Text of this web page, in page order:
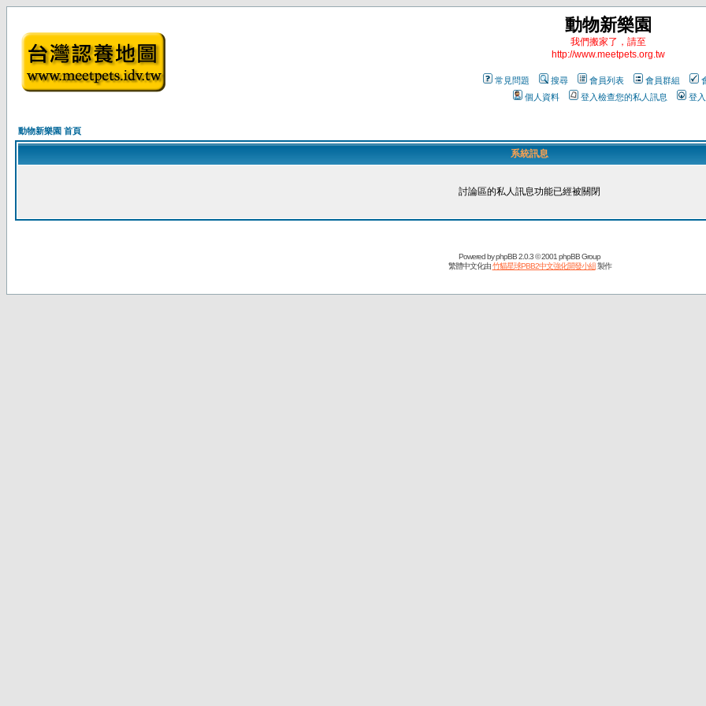
動物新樂園
我們搬家了，請至
http://www.meetpets.org.tw
常見問題 搜尋 會員列表 會員群組
個人資料
登入檢查您的私人訊息 登入
動物新樂園 首頁
系統訊息
討論區的私人訊息功能已經被關閉
Powered byphpBB2.0.3 © 2001 phpBB Group
繁體中文化由竹貓星球PBB2中文強化開發小組製作